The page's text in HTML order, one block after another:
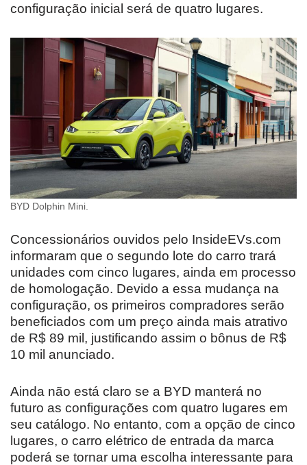
configuração inicial será de quatro lugares.
BYD Dolphin Mini.
Concessionários ouvidos pelo InsideEVs.com
informaram que o segundo lote do carro trará
unidades com cinco lugares, ainda em processo
de homologação. Devido a essa mudança na
configuração, os primeiros compradores serão
beneficiados com um preço ainda mais atrativo
de R$ 89 mil, justificando assim o bônus de R$
10 mil anunciado.
Ainda não está claro se a BYD manterá no
futuro as configurações com quatro lugares em
seu catálogo. No entanto, com a opção de cinco
lugares, o carro elétrico de entrada da marca
poderá se tornar uma escolha interessante para